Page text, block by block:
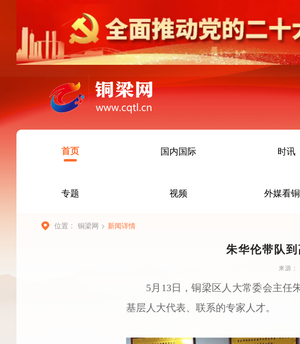
首页 国内国际 时讯
专题 视频 外媒看
位置 : 铜梁网 > 新闻详情
朱华伦带队
5月13日，铜梁区人大常委会主任
基层人大代表、联系的专家人才。